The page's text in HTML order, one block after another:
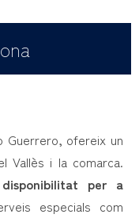
Guerrero, ofereix un
Vallès i la comarca.
per a
especials com